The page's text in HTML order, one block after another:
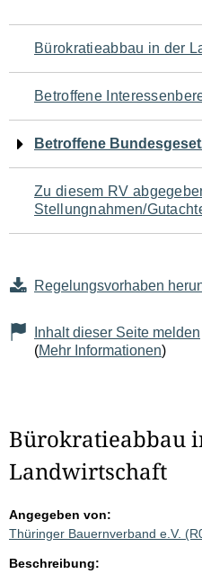
Navigation
für
den
Seiteninhalt
Bürokratieabbau in der
Betroffene
Betroffene
Zu diesem RV
Stellungnahmen/
Regelungsvorhaben
Inhalt dieser Seite melden
(Mehr Informationen)
Bürokratieabbau
Landwirtschaft
Angegeben von:
Thüringer Bauernverband e.V.
Beschreibung: